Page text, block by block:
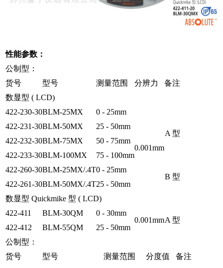
性能参数：
公制型：
货号
型号 测量范围 分辨力
备注
数显型 ( LCD)
422-230-30BLM-25MX 0 - 25mm
0.001mm
A 型
422-231-30BLM-50MX
25 - 50mm
422-232-30BLM-75MX
50 - 75mm
422-233-30BLM-100MX
75 - 100mm
422-260-30BLM-25MX/.4T0 - 25mm
B 型
422-261-30BLM-50MX/.4T25 - 50mm
数显型 Quickmike 型 ( LCD)
422-411
BLM-30QM
0 - 30mm
0.001mmA 型
422-412
BLM-55QM
25 - 50mm
公制型：
货号
型号 测量范围 分度值
备注